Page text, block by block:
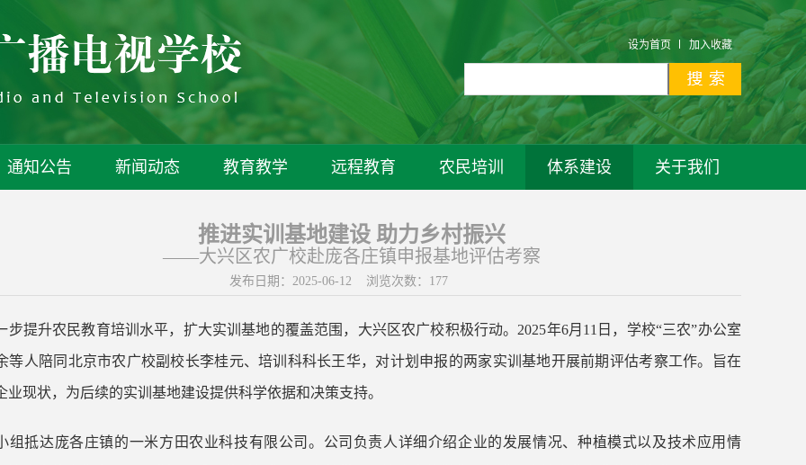
设为首页 加入收藏
通知公告 新闻动态 教育教学 远程教育 农民培训 体系建设 关于我们
推进实训基地建设 助力乡村振兴
——大兴区农广校赴庞各庄镇申报基地评估考察
发布日期：2025-06-12 浏览次数： 177
步提升农民教育培训水平，扩大实训基地的覆盖范围，大兴区农广校积极行动。2025年6月11日，学校“三农”办公室
等人陪同北京市农广校副校长李桂元、培训科科长王华，对计划申报的两家实训基地开展前期评估考察工作。旨在
业现状，为后续的实训基地建设提供科学依据和决策支持。
组抵达庞各庄镇的一米方田农业科技有限公司。公司负责人详细介绍企业的发展情况、种植模式以及技术应用情